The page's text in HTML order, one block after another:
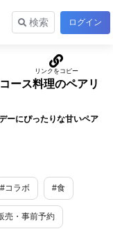
検索 ログイン
ース料理のペアリ
ーにぴったりな甘いペア
#コラボ #食
売・事前予約